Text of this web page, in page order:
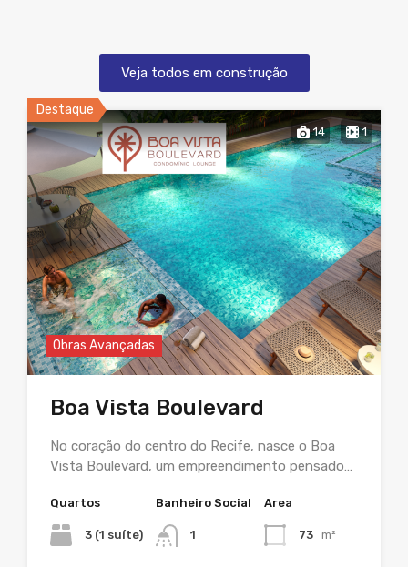
Veja todos em construção
Destaque
14 1
Obras Avançadas
Boa Vista Boulevard
No coração do centro do Recife, nasce o Boa
Vista Boulevard, um empreendimento pensado…
Quartos
3 (1 suíte)
Banheiro Social
1
Area
73 m²